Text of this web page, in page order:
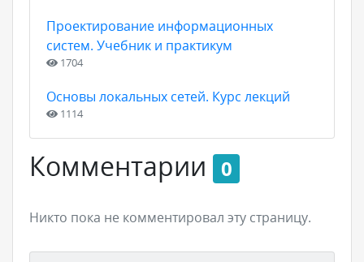
Проектирование информационных
систем. Учебник и практикум
1704
Основы локальных сетей. Курс лекций
1114
Комментарии 0
Никто пока не комментировал эту страницу.